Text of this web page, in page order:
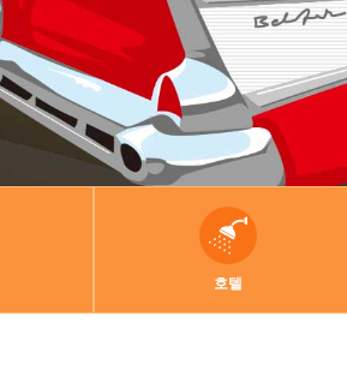
호텔